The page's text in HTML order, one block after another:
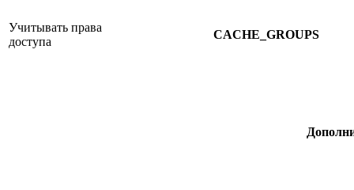
Учитывать права
доступа
CACHE_GROUPS